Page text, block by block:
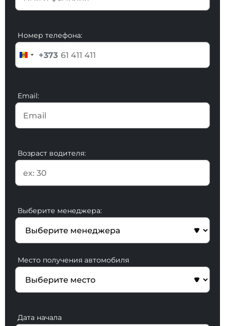
Номер телефона:
+373
Email:
Возраст водителя:
Выберите менеджера:
Место получения автомобиля
Дата начала